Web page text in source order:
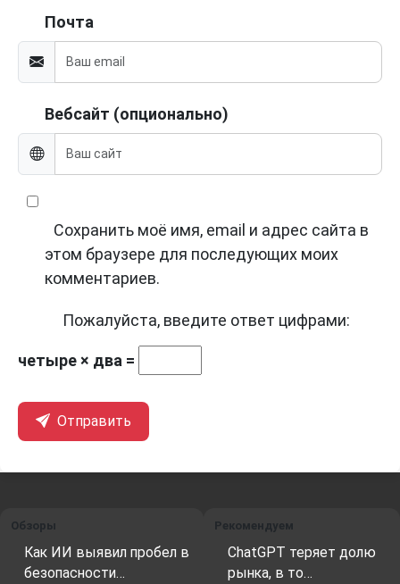
Почта
Вебсайт (опционально)
Сохранить моё имя, email и адрес сайта в
этом браузере для последующих моих
комментариев.
Пожалуйста, введите ответ цифрами:
четыре × два =
Отправить
Обзоры
Как ИИ выявил пробел в
безопасности…
Рекомендуем
ChatGPT теряет долю
рынка, в то…